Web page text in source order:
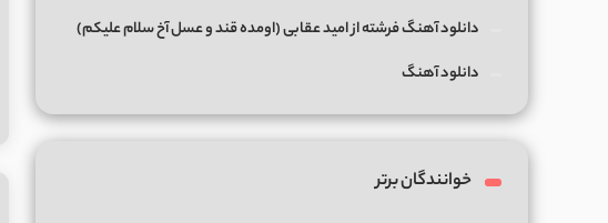
دانلود آهنگ فرشته از امید عقابی (اومده قند و عسل آخ سلام علیکم)
دانلود آهنگ
خوانندگان برتر